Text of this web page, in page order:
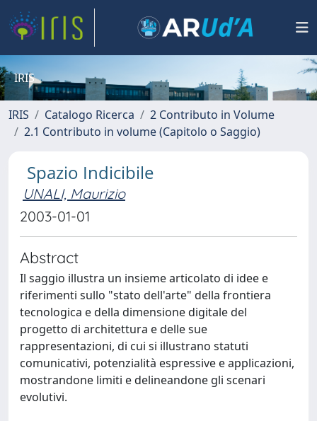
IRIS
IRIS Catalogo Ricerca
2 Contributo in Volume
2.1 Contributo in volume (Capitolo o Saggio)
Spazio Indicibile
UNALI, Maurizio
2003-01-01
Abstract
Il saggio illustra un insieme articolato di idee e
riferimenti sullo "stato dell'arte" della frontiera
tecnologica e della dimensione digitale del
progetto di architettura e delle sue
rappresentazioni, di cui si illustrano statuti
comunicativi, potenzialità espressive e applicazioni,
mostrandone limiti e delineandone gli scenari
evolutivi.